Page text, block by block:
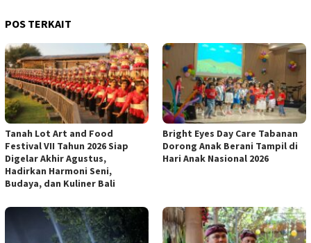
POS TERKAIT
Tanah Lot Art and Food
Festival VII Tahun 2026 Siap
Digelar Akhir Agustus,
Hadirkan Harmoni Seni,
Budaya, dan Kuliner Bali
Bright Eyes Day Care Tabanan
Dorong Anak Berani Tampil di
Hari Anak Nasional 2026